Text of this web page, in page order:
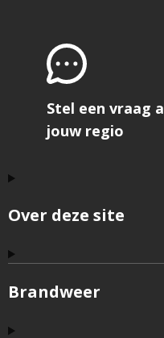
Over deze site
Brandweer
Stel een vraag
jouw regio